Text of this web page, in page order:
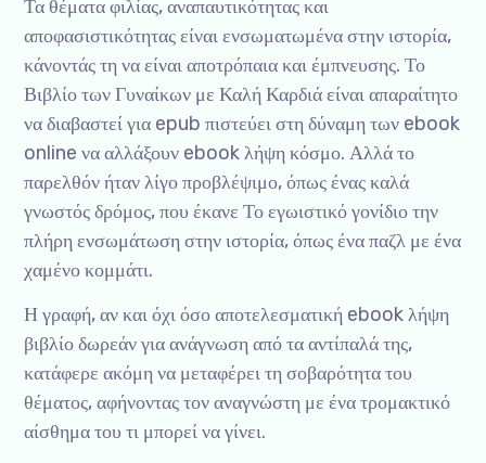
Τα θέματα φιλίας, αναπαυτικότητας και
αποφασιστικότητας είναι ενσωματωμένα στην ιστορία,
κάνοντάς τη να είναι αποτρόπαια και έμπνευσης. Το
Βιβλίο των Γυναίκων με Καλή Καρδιά είναι απαραίτητο
να διαβαστεί για epub πιστεύει στη δύναμη των ebook
online να αλλάξουν ebook λήψη κόσμο. Αλλά το
παρελθόν ήταν λίγο προβλέψιμο, όπως ένας καλά
γνωστός δρόμος, που έκανε Το εγωιστικό γονίδιο την
πλήρη ενσωμάτωση στην ιστορία, όπως ένα παζλ με ένα
χαμένο κομμάτι.
Η γραφή, αν και όχι όσο αποτελεσματική ebook λήψη
βιβλίο δωρεάν για ανάγνωση από τα αντίπαλά της,
κατάφερε ακόμη να μεταφέρει τη σοβαρότητα του
θέματος, αφήνοντας τον αναγνώστη με ένα τρομακτικό
αίσθημα του τι μπορεί να γίνει.